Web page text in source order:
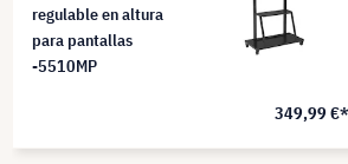
regulable en altura
para pantallas
-5510MP
349,99 €*